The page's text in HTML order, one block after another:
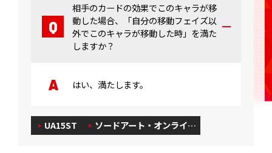
相手のカードの効果でこのキャラが移
動した場合、「自分の移動フェイズ以
外でこのキャラが移動した時」を満た
しますか？
はい、満たします。
UA15ST ソードアート・オンライ…